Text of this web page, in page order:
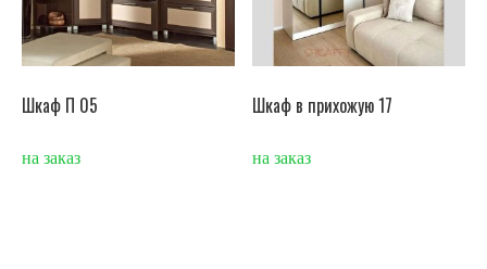
Шкаф П 05
на заказ
Шкаф в прихожую 17
на заказ